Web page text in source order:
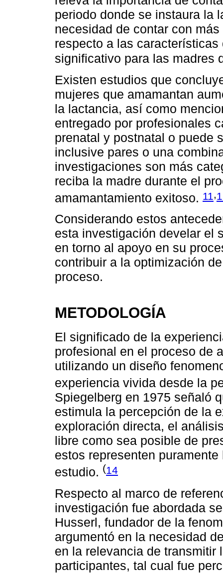
periodo donde se instaura la
necesidad de contar con
respecto a las
significativo para las madres
Existen estudios que
mujeres que amamantan
la lactancia, así como
entregado por profesionales
prenatal y postnatal o puede
inclusive pares o una
investigaciones son más
reciba la madre durante el
amamantamiento exitoso. 11,
Considerando estos
esta investigación develar el
en torno al apoyo en su
contribuir a la optimización
proceso.
METODOLOGÍA
El significado de la
profesional en el proceso de
utilizando un diseño
experiencia vivida desde la
Spiegelberg en 1975 señaló
estimula la percepción de la
exploración directa, el
libre como sea posible de
estos representen
estudio. (14
Respecto al marco de
investigación fue abordada
Husserl, fundador de la
argumentó en la necesidad
en la relevancia de transmitir
participantes, tal cual fue